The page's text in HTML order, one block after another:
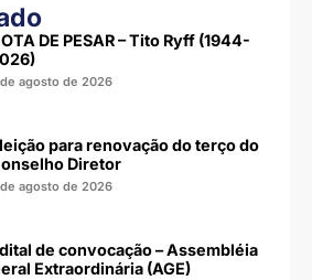
DE PESAR – Tito Ryff (1944-
agosto de 2026
para renovação do terço do
Diretor
agosto de 2026
de convocação – Assembléia
Extraordinária (AGE)